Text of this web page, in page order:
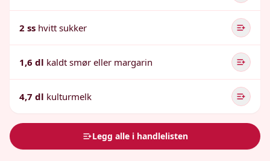
2 ss hvitt sukker
1,6 dl kaldt smør eller margarin
4,7 dl kulturmelk
Legg alle i handlelisten